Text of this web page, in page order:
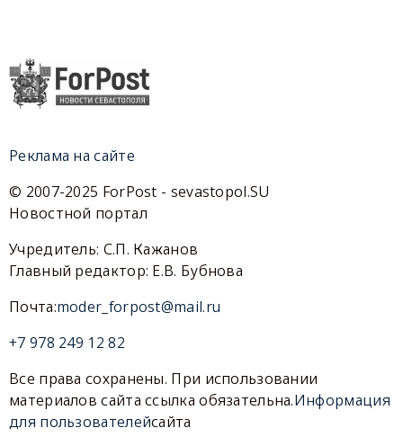
Реклама на сайте
© 2007-2025 ForPost - sevastopol.SU
Новостной портал
Учредитель: С.П. Кажанов
Главный редактор: Е.В. Бубнова
Почта:moder_forpost@mail.ru
+7 978 249 12 82
Все права сохранены. При использовании
материалов сайта ссылка обязательна.Информация
для пользователейсайта